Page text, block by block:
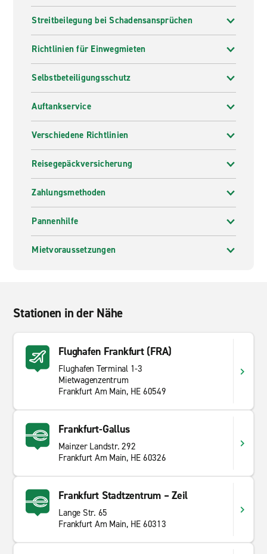
Streitbeilegung bei Schadensansprüchen
Richtlinien für Einwegmieten
Selbstbeteiligungsschutz
Auftankservice
Verschiedene Richtlinien
Reisegepäckversicherung
Zahlungsmethoden
Pannenhilfe
Mietvoraussetzungen
Stationen in der Nähe
Flughafen Frankfurt (FRA)
Flughafen Terminal 1-3
Mietwagenzentrum
Frankfurt Am Main, HE 60549
Frankfurt-Gallus
Mainzer Landstr. 292
Frankfurt Am Main, HE 60326
Frankfurt Stadtzentrum – Zeil
Lange Str. 65
Frankfurt Am Main, HE 60313